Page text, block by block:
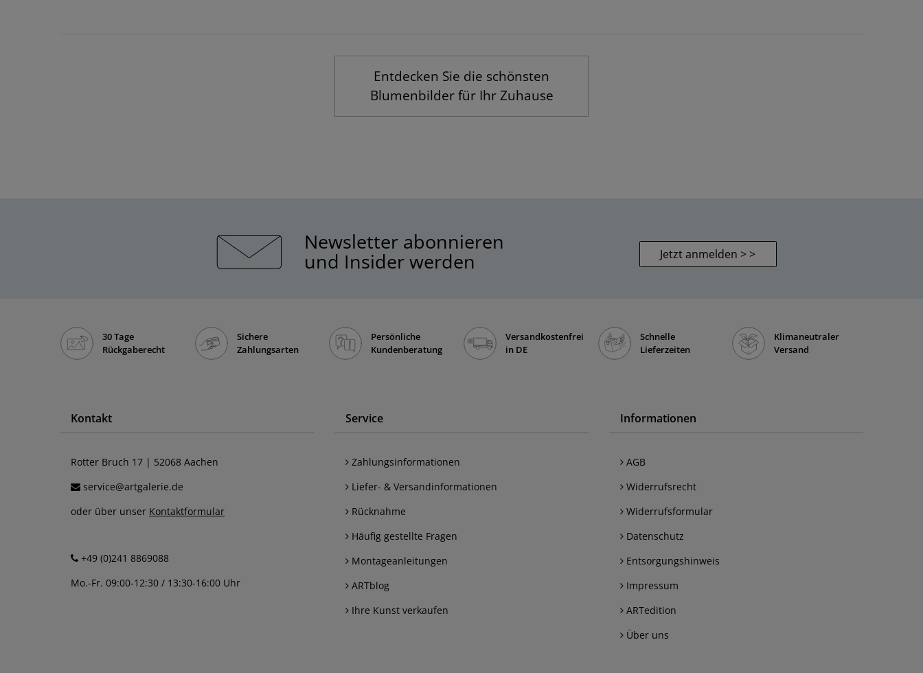
Entdecken Sie die schönsten
Blumenbilder für Ihr Zuhause
Newsletter abonnieren
und Insider werden Jetzt anmelden > >
30 Tage
Rückgaberecht
Sichere
Zahlungsarten
Persönliche
Kundenberatung
Versandkostenfrei
in DE
Schnelle
Lieferzeiten
Klimaneutraler
Versand
Kontakt
Rotter Bruch 17 | 52068 Aachen
service@artgalerie.de
oder über unser Kontaktformular
+49 (0)241 8869088
Mo.-Fr. 09:00-12:30 / 13:30-16:00 Uhr
Service
Zahlungsinformationen
Liefer- & Versandinformationen
Rücknahme
Häufig gestellte Fragen
Montageanleitungen
ARTblog
Ihre Kunst verkaufen
Informationen
AGB
Widerrufsrecht
Widerrufsformular
Datenschutz
Entsorgungshinweis
Impressum
ARTedition
Über uns